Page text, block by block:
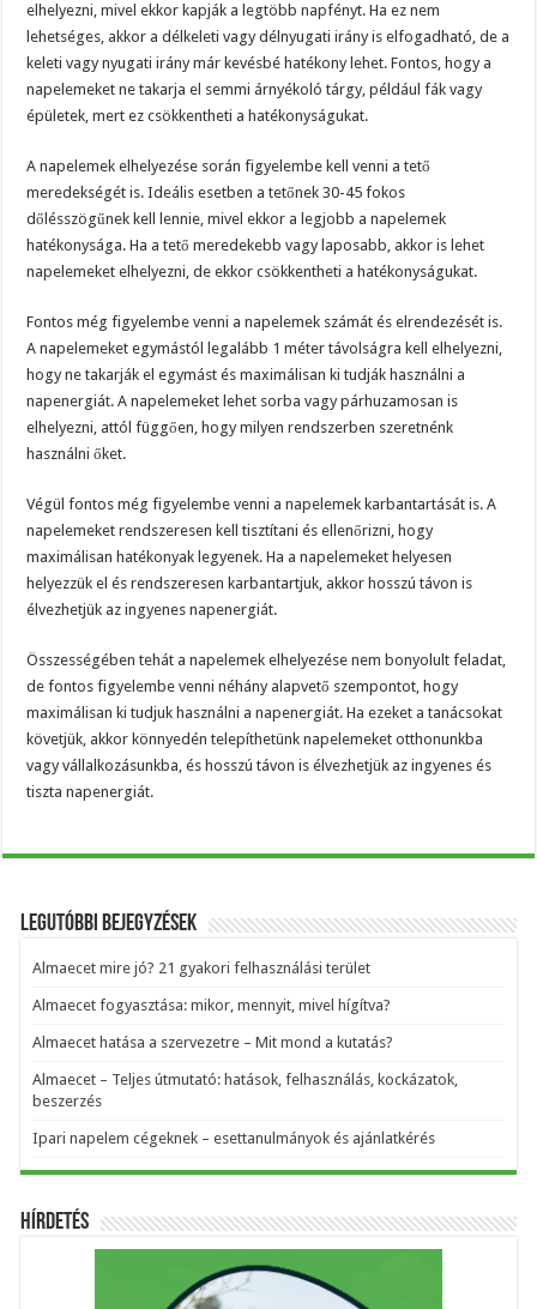
elhelyezni, mivel ekkor kapják a legtöbb napfényt. Ha ez nem
lehetséges, akkor a délkeleti vagy délnyugati irány is elfogadható, de a
keleti vagy nyugati irány már kevésbé hatékony lehet. Fontos, hogy a
napelemeket ne takarja el semmi árnyékoló tárgy, például fák vagy
épületek, mert ez csökkentheti a hatékonyságukat.
A napelemek elhelyezése során figyelembe kell venni a tető
meredekségét is. Ideális esetben a tetőnek 30-45 fokos
dőlésszögűnek kell lennie, mivel ekkor a legjobb a napelemek
hatékonysága. Ha a tető meredekebb vagy laposabb, akkor is lehet
napelemeket elhelyezni, de ekkor csökkentheti a hatékonyságukat.
Fontos még figyelembe venni a napelemek számát és elrendezését is.
A napelemeket egymástól legalább 1 méter távolságra kell elhelyezni,
hogy ne takarják el egymást és maximálisan ki tudják használni a
napenergiát. A napelemeket lehet sorba vagy párhuzamosan is
elhelyezni, attól függően, hogy milyen rendszerben szeretnénk
használni őket.
Végül fontos még figyelembe venni a napelemek karbantartását is. A
napelemeket rendszeresen kell tisztítani és ellenőrizni, hogy
maximálisan hatékonyak legyenek. Ha a napelemeket helyesen
helyezzük el és rendszeresen karbantartjuk, akkor hosszú távon is
élvezhetjük az ingyenes napenergiát.
Összességében tehát a napelemek elhelyezése nem bonyolult feladat,
de fontos figyelembe venni néhány alapvető szempontot, hogy
maximálisan ki tudjuk használni a napenergiát. Ha ezeket a tanácsokat
követjük, akkor könnyedén telepíthetünk napelemeket otthonunkba
vagy vállalkozásunkba, és hosszú távon is élvezhetjük az ingyenes és
tiszta napenergiát.
Legutóbbi bejegyzések
Almaecet mire jó? 21 gyakori felhasználási terület
Almaecet fogyasztása: mikor, mennyit, mivel hígítva?
Almaecet hatása a szervezetre – Mit mond a kutatás?
Almaecet – Teljes útmutató: hatások, felhasználás, kockázatok,
beszerzés
Ipari napelem cégeknek – esettanulmányok és ajánlatkérés
Hírdetés